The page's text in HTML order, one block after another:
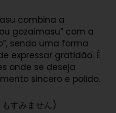
combina a
gozaimasu” com a
sendo uma forma
expressar gratidão. É
onde se deseja
sincero e polido.
すみません)